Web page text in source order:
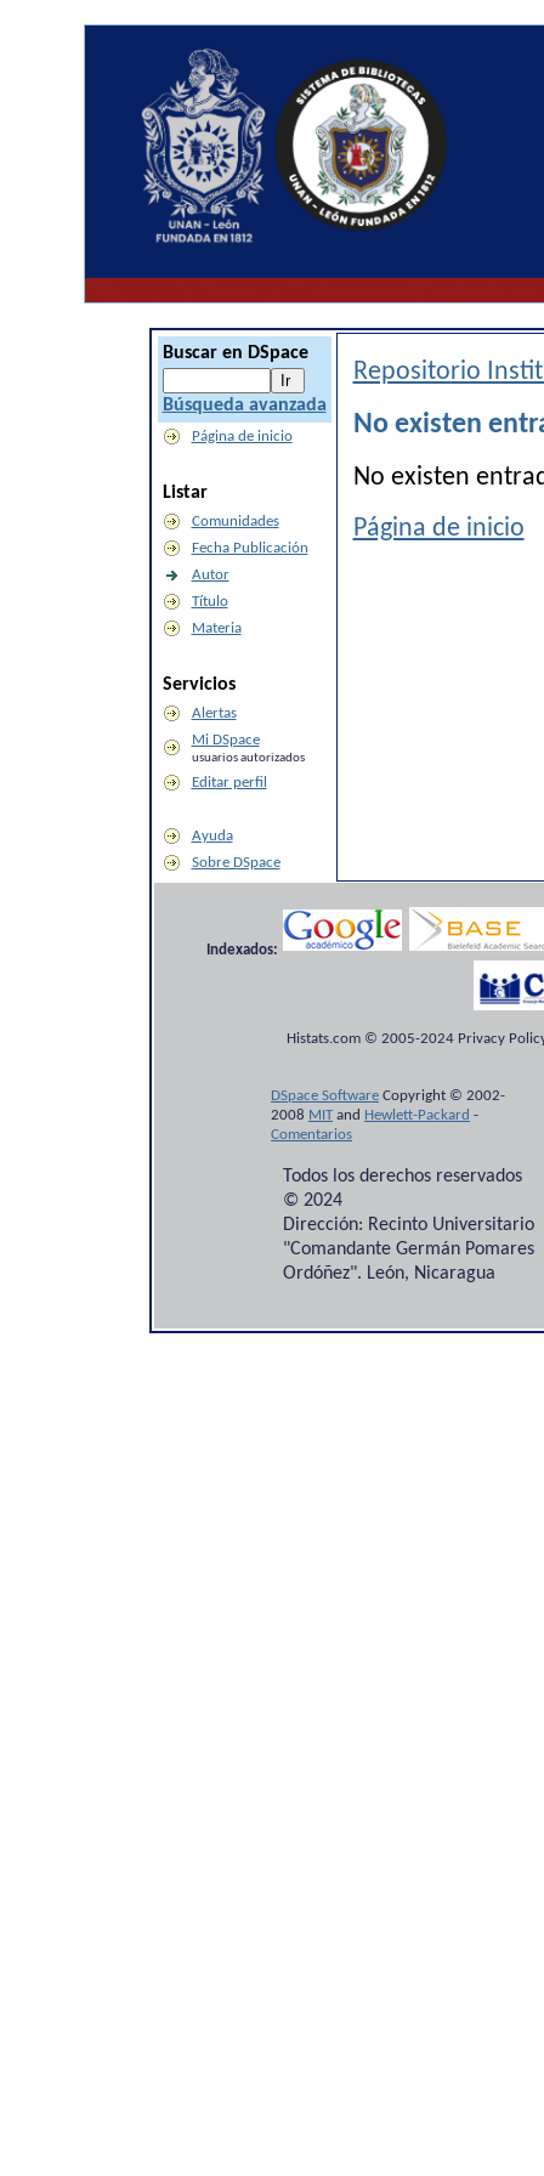
Buscar en DSpace
Búsqueda avanzada
Página de inicio
Listar
Comunidades
Fecha Publicación
Autor
Título
Materia
Servicios
Alertas
Mi DSpace
usuarios autorizados
Editar perfil
Ayuda
Sobre DSpace
Repositorio
No existen
No existen
Página de inicio
Indexados:
Histats.com © 2005-2024 Privacy
DSpace Software Copyright © 2002-
2008 MITand Hewlett-Packard -
Comentarios
Todos los derechos reservados
© 2024
Dirección: Recinto Universitario
"Comandante Germán Pomares
Ordóñez". León, Nicaragua